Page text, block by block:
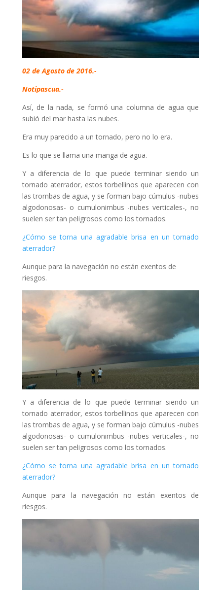
02 de Agosto de 2016.-
Notipascua.-
Así, de la nada, se formó una columna de agua que
subió del mar hasta las nubes.
Era muy parecido a un tornado, pero no lo era.
Es lo que se llama una manga de agua.
Y a diferencia de lo que puede terminar siendo un
tornado aterrador, estos torbellinos que aparecen con
las trombas de agua, y se forman bajo cúmulus -nubes
algodonosas- o cumulonimbus -nubes verticales-, no
suelen ser tan peligrosos como los tornados.
¿Cómo se torna una agradable brisa en un tornado
aterrador?
Aunque para la navegación no están exentos de
riesgos.
Y a diferencia de lo que puede terminar siendo un
tornado aterrador, estos torbellinos que aparecen con
las trombas de agua, y se forman bajo cúmulus -nubes
algodonosas- o cumulonimbus -nubes verticales-, no
suelen ser tan peligrosos como los tornados.
¿Cómo se torna una agradable brisa en un tornado
aterrador?
Aunque para la navegación no están exentos de
riesgos.